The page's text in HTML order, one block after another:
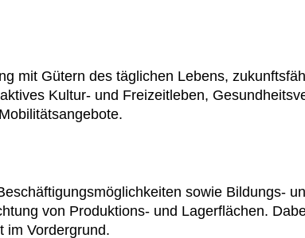
mit Gütern des täglichen Lebens,
Kultur- und Freizeitleben,
sowie Bildungs-
von Produktions- und Lagerflächen.
im Vordergrund.